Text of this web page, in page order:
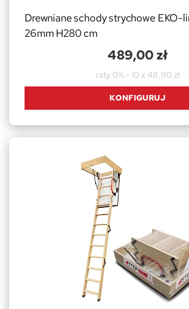
Drewniane schody strychowe EKO-
26mm H280 cm
489,00 zł
raty 0% - 10 x 48,90 zł
KONFIGURUJ